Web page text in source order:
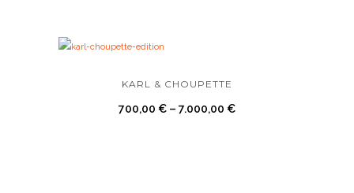
KARL & CHOUPETTE
700,00 € – 7.000,00 €